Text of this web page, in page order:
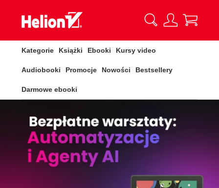
Kategorie Książki Ebooki Kursy video
Audiobooki Promocje Nowości Bestsellery
Darmowe ebooki